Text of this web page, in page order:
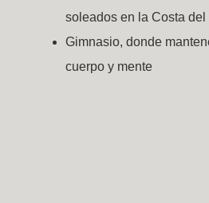
soleados en la Costa del
Gimnasio, donde
cuerpo y mente